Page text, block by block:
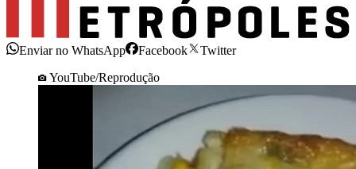
Enviar no WhatsApp Facebook
Twitter
YouTube/Reprodução